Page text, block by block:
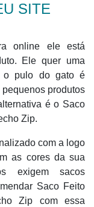
SITE
online ele está
Ele quer uma
o pulo do gato é
produtos
é o Saco
Zip.
com a logo
as cores da sua
exigem sacos
Saco Feito
Zip com essa